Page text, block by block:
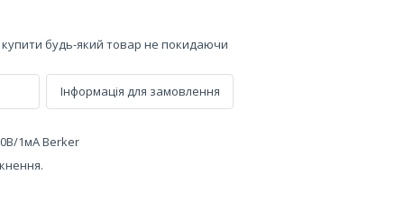
купити будь-який товар не покидаючи
Інформація для замовлення
1мА Berker